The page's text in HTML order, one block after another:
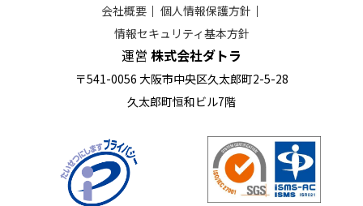
会社概要｜ 個人情報保護方針 ｜
情報セキュリティ基本方針
運営 株式会社ダトラ
〒541-0056 大阪市中央区久太郎町2-5-28
久太郎町恒和ビル7階